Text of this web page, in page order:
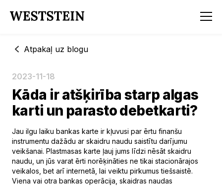
Atpakaļ uz blogu
2023-11-18
Kāda ir atšķirība starp algas
karti un parasto debetkarti?
Jau ilgu laiku bankas karte ir kļuvusi par ērtu finanšu
instrumentu dažādu ar skaidru naudu saistītu darījumu
veikšanai. Plastmasas karte ļauj jums līdzi nēsāt skaidru
naudu, un jūs varat ērti norēķināties ne tikai stacionārajos
veikalos, bet arī internetā, lai veiktu pirkumus tiešsaistē.
Viena vai otra bankas operācija, skaidras naudas